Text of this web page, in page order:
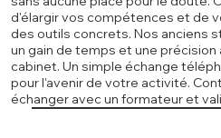
d'élargir vos compétences et de
des outils concrets. Nos anciens
un gain de temps et une
cabinet. Un simple échange
pour l'avenir de votre activité.
échanger avec un formateur et